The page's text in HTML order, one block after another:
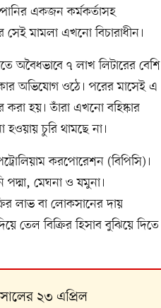
একজন কর্মকর্তাসহ
মামলা এখনো বিচারাধীন।
৭ লাখ লিটারের বেশি
অভিযোগ ওঠে। পরের মাসেই এ
করা হয়। তাঁরা এখনো বহিষ্কার
চুরি থামছে না।
করপোরেশন (বিপিসি)।
মেঘনা ও যমুনা।
লাভ বা লোকসানের দায়
তেল বিক্রির হিসাব বুঝিয়ে দিতে
২৩ এপ্রিল